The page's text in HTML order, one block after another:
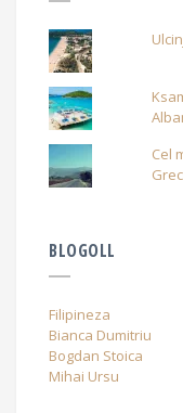
Cel
BLOGOLL
Filipineza
Bianca Dumitriu
Bogdan Stoica
Mihai Ursu